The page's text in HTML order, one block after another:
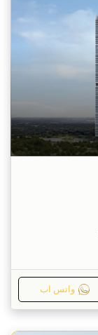
واتس اب